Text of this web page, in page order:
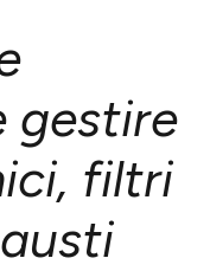
gestire
filtri